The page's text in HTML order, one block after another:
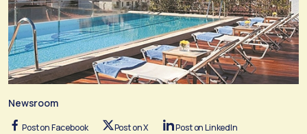
Newsroom
Post on Facebook Post on X Post on LinkedIn